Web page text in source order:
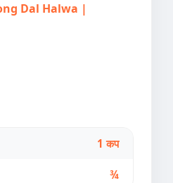
Dal Halwa |
1 कप
¾